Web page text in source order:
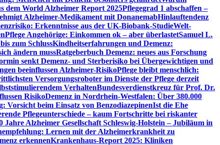
dem World Alzheimer Report 2025Pflegegrad 1 abschaffen –
Alzheimer-Medikament mit DonanemabHinlauftendenz
Erkenntnisse aus der UK-Biobank-StudieWelt-
Pflege Angehörige: Einkommen ok – aber überlastetSamuel L.
zum SchlussKindheitserfahrungen und Demenz:
ändern mussRatgeberbuch Demenz: neues aus Forschung
senkt Demenz- und Sterberisiko bei Übergewichtigen und
beeinflussen Alzheimer-RisikoPflege bleibt menschlich:
Versorgungsroboter im Dienste der Pflege derzeit
VerhaltenBundesverdienstkreuz für Prof. Dr.
RisikoDemenz in Nordrhein-Westfalen: Über 380.000
Vorsicht beim Einsatz von BenzodiazepinenIst die Ehe
Pflegeunterschiede – kaum Fortschritte bei riskanter
Jahre Alzheimer Gesellschaft Schleswig-Holstein – Jubiläum in
Lernen mit der Alzheimerkrankheit zu
erkennenKrankenhaus-Report 2025: Kliniken